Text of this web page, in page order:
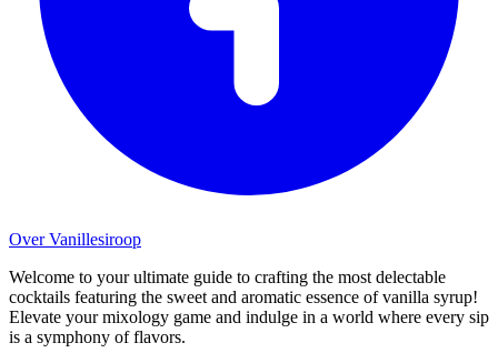
Over Vanillesiroop
Welcome to your ultimate guide to crafting the most delectable
cocktails featuring the sweet and aromatic essence of vanilla syrup!
Elevate your mixology game and indulge in a world where every sip
is a symphony of flavors.